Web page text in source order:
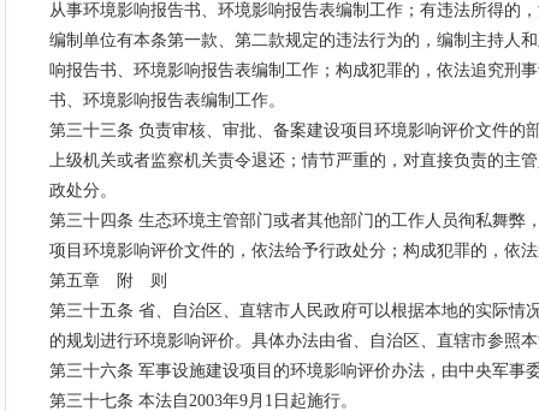
从事环境影响报告书、环境影响报告表编制工作；有违法所得的
编制单位有本条第一款、第二款规定的违法行为的，编制主持人
响报告书、环境影响报告表编制工作；构成犯罪的，依法追究刑
书、环境影响报告表编制工作。
第三十三条 负责审核、审批、备案建设项目环境影响评价文件的
上级机关或者监察机关责令退还；情节严重的，对直接负责的主
政处分。
第三十四条 生态环境主管部门或者其他部门的工作人员徇私舞弊
项目环境影响评价文件的，依法给予行政处分；构成犯罪的，依
第五章 附 则
第三十五条 省、自治区、直辖市人民政府可以根据本地的实际情
的规划进行环境影响评价。具体办法由省、自治区、直辖市参照
第三十六条 军事设施建设项目的环境影响评价办法，由中央军事
第三十七条 本法自2003年9月1日起施行。